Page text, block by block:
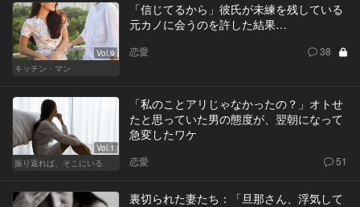
Vol.9
キッチン・マン
「信じてるから」彼氏が未練を残している
元カノに会うのを許した結果…
恋愛 38
Vol.1
振り返れば、そこにいる
「私のことアリじゃなかったの？」オトせ
たと思っていた男の態度が、翌朝になって
急変したワケ
恋愛 51
裏切られた妻たち：「旦那さん、浮気して